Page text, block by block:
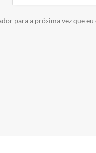
para a próxima vez que eu